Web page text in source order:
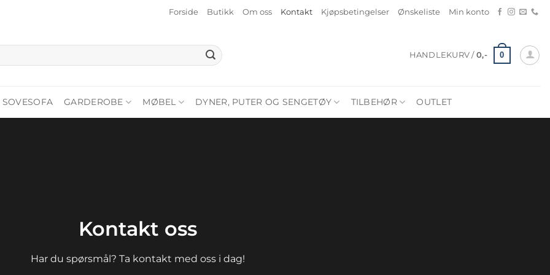
Forside Butikk Om oss Kontakt Kjøpsbetingelser Ønskeliste Min konto
HANDLEKURV / 0,- 0
SOVESOFA GARDEROBE MØBEL DYNER, PUTER OG SENGETØY TILBEHØR OUTLET
Kontakt oss
Har du spørsmål? Ta kontakt med oss i dag!